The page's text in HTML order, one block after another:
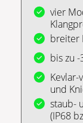
vier
breiter
bis zu
und
staub-
(IP68